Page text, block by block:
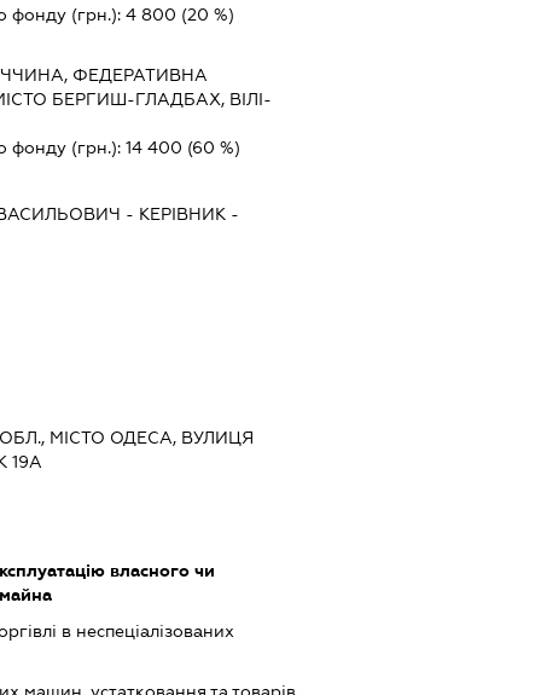
фонду (грн.):4 800 (20 %)
ФЕДЕРАТИВНА
БЕРГИШ-ГЛАДБАХ, ВІЛІ-
фонду (грн.):14 400 (60 %)
- КЕРІВНИК -
МІСТО ОДЕСА, ВУЛИЦЯ
19А
власного чи
в неспеціалізованих